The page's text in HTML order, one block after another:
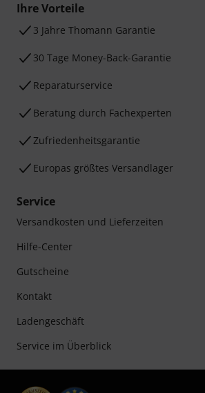
Ihre Vorteile
3 Jahre Thomann Garantie
30 Tage Money-Back-Garantie
Reparaturservice
Beratung durch Fachexperten
Zufriedenheitsgarantie
Europas größtes Versandlager
Service
Versandkosten und Lieferzeiten
Hilfe-Center
Gutscheine
Kontakt
Ladengeschäft
Service im Überblick